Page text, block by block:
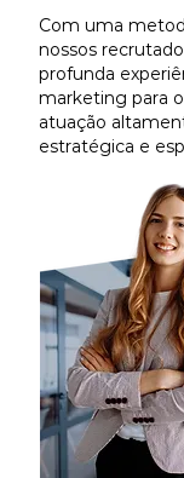
Com uma
nossos
profunda
marketing para
atuação
estratégica e